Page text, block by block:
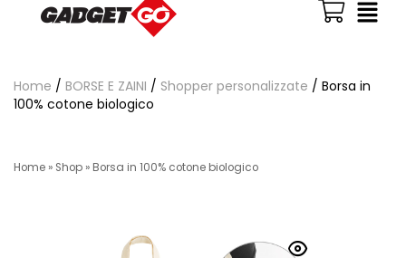
Home / BORSE E ZAINI / Shopper personalizzate / Borsa in
100% cotone biologico
Home » Shop » Borsa in 100% cotone biologico